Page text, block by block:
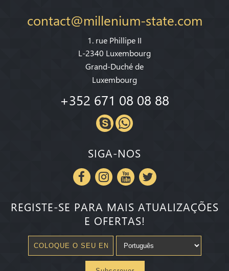
contact@millenium-state.com
1. rue Phillipe II
L-2340 Luxembourg
Grand-Duché de
Luxembourg
+352 671 08 08 88
SIGA-NOS
REGISTE-SE PARA MAIS ATUALIZAÇÕES
E OFERTAS!